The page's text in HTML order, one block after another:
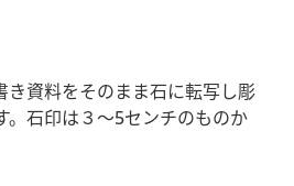
資料をそのまま石に転写し彫
。石印は３～5センチのものか